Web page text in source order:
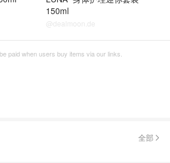
150ml
@dealmoon.de
paid when users buy items via our links.
全部